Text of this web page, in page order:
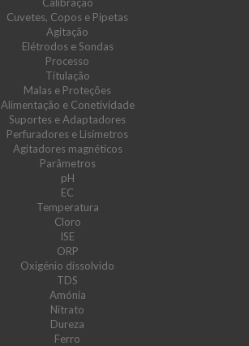
Cuvetes, Copos e Pipetas
Agitação
Elétrodos e Sondas
Processo
Titulação
Malas e Proteções
Alimentação e Conetividade
Suportes e Adaptadores
Perfuradores e Lisímetros
Agitadores magnéticos
Parâmetros
pH
EC
Temperatura
Cloro
ISE
ORP
Oxigénio dissolvido
TDS
Amónia
Nitrato
Dureza
Ferro